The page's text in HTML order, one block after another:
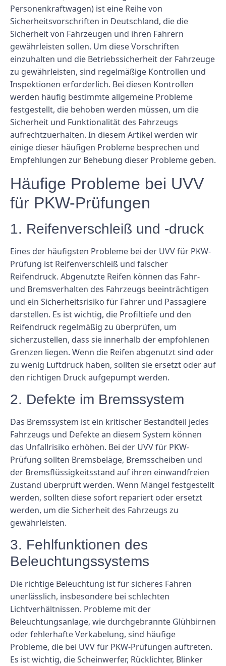
Personenkraftwagen) ist eine Reihe von
Sicherheitsvorschriften in Deutschland, die die
Sicherheit von Fahrzeugen und ihren Fahrern
gewährleisten sollen. Um diese Vorschriften
einzuhalten und die Betriebssicherheit der Fahrzeuge
zu gewährleisten, sind regelmäßige Kontrollen und
Inspektionen erforderlich. Bei diesen Kontrollen
werden häufig bestimmte allgemeine Probleme
festgestellt, die behoben werden müssen, um die
Sicherheit und Funktionalität des Fahrzeugs
aufrechtzuerhalten. In diesem Artikel werden wir
einige dieser häufigen Probleme besprechen und
Empfehlungen zur Behebung dieser Probleme geben.
Häufige Probleme bei UVV
für PKW-Prüfungen
1. Reifenverschleiß und -druck
Eines der häufigsten Probleme bei der UVV für PKW-
Prüfung ist Reifenverschleiß und falscher
Reifendruck. Abgenutzte Reifen können das Fahr-
und Bremsverhalten des Fahrzeugs beeinträchtigen
und ein Sicherheitsrisiko für Fahrer und Passagiere
darstellen. Es ist wichtig, die Profiltiefe und den
Reifendruck regelmäßig zu überprüfen, um
sicherzustellen, dass sie innerhalb der empfohlenen
Grenzen liegen. Wenn die Reifen abgenutzt sind oder
zu wenig Luftdruck haben, sollten sie ersetzt oder auf
den richtigen Druck aufgepumpt werden.
2. Defekte im Bremssystem
Das Bremssystem ist ein kritischer Bestandteil jedes
Fahrzeugs und Defekte an diesem System können
das Unfallrisiko erhöhen. Bei der UVV für PKW-
Prüfung sollten Bremsbeläge, Bremsscheiben und
der Bremsflüssigkeitsstand auf ihren einwandfreien
Zustand überprüft werden. Wenn Mängel festgestellt
werden, sollten diese sofort repariert oder ersetzt
werden, um die Sicherheit des Fahrzeugs zu
gewährleisten.
3. Fehlfunktionen des
Beleuchtungssystems
Die richtige Beleuchtung ist für sicheres Fahren
unerlässlich, insbesondere bei schlechten
Lichtverhältnissen. Probleme mit der
Beleuchtungsanlage, wie durchgebrannte Glühbirnen
oder fehlerhafte Verkabelung, sind häufige
Probleme, die bei UVV für PKW-Prüfungen auftreten.
Es ist wichtig, die Scheinwerfer, Rücklichter, Blinker